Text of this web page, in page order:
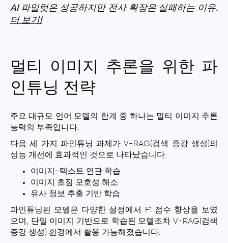
AI 파일럿은 성공하지만 전사 확장은 실패하는 이유.
더 보기!
멀티 이미지 추론을 위한 파
인튜닝 전략
주요 대규모 언어 모델의 한계 중 하나는 멀티 이미지 추론
능력의 부족입니다.
다음 세 가지 파인튜닝 과제가 V-RAG(검색 증강 생성)의
성능 개선에 효과적인 것으로 나타났습니다.
이미지-텍스트 연관 학습
이미지 초점 모호성 해소
유사 정보 추출 기반 학습
파인튜닝된 모델은 다양한 설정에서 F1 점수 향상을 보였
으며, 단일 이미지 기반으로 학습된 모델조차 V-RAG(검색
증강 생성) 환경에서 활용 가능해졌습니다.